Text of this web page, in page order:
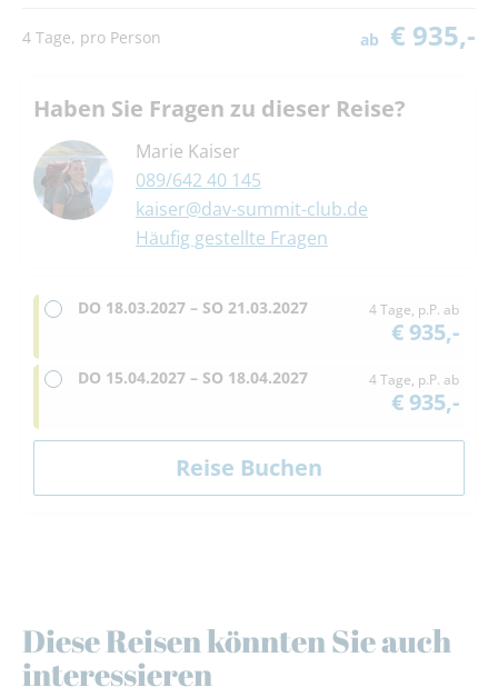
4 Tage, pro Person ab € 935,-
Haben Sie Fragen zu dieser Reise?
Marie Kaiser
089/642 40 145
kaiser@dav-summit-club.de
Häufig gestellte Fragen
DO 18.03.2027 – SO 21.03.2027 4 Tage, p.P. ab
€ 935,-
DO 15.04.2027 – SO 18.04.2027 4 Tage, p.P. ab
€ 935,-
Diese Reisen könnten Sie auch
interessieren